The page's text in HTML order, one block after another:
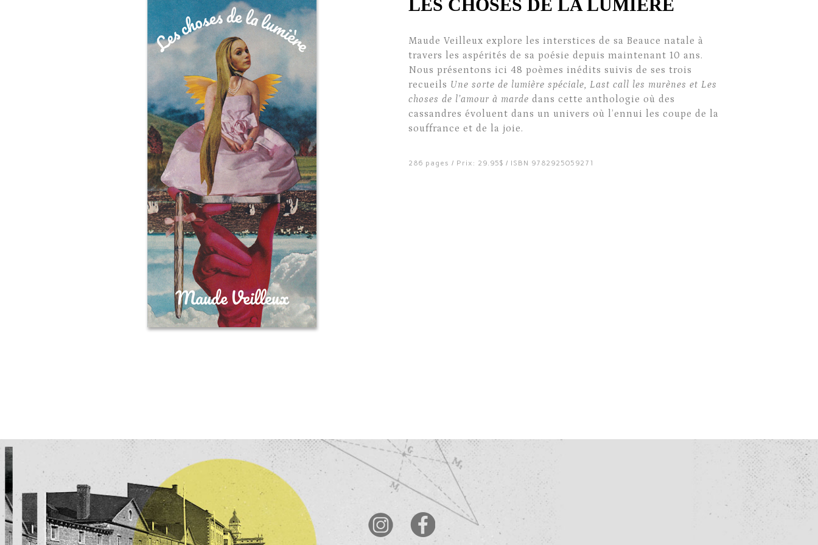
LES CHOSES DE LA LUMIÈRE
Maude Veilleux explore les interstices de sa Beauce natale à
travers les aspérités de sa poésie depuis maintenant 10 ans.
Nous présentons ici 48 poèmes inédits suivis de ses trois
recueils Une sorte de lumière spéciale, Last call les murènes et Les
choses de l’amour à marde dans cette anthologie où des
cassandres évoluent dans un univers où l’ennui les coupe de la
souffrance et de la joie.
286 pages / Prix: 29.95$ / ISBN 9782925059271